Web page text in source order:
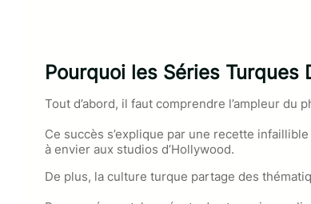
Pourquoi les Séries Turques
Tout d’abord, il faut comprendre l’ampleur
Ce succès s’explique par une recette
à envier aux studios d’Hollywood.
De plus, la culture turque partage des